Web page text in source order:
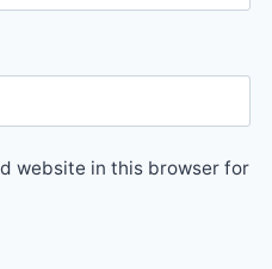
website in this browser for